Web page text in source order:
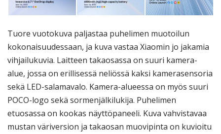
Tuore vuotokuva paljastaa puhelimen muotoilun
kokonaisuudessaan, ja kuva vastaa Xiaomin jo jakamia
vihjailukuvia. Laitteen takaosassa on suuri kamera-
alue, jossa on erillisessä neliössä kaksi kamerasensoria
sekä LED-salamavalo. Kamera-alueessa on myös suuri
POCO-logo sekä sormenjälkilukija. Puhelimen
etuosassa on kookas näyttöpaneeli. Kuva vahvistavaa
mustan väriversion ja takaosan muovipinta on kuvioitu